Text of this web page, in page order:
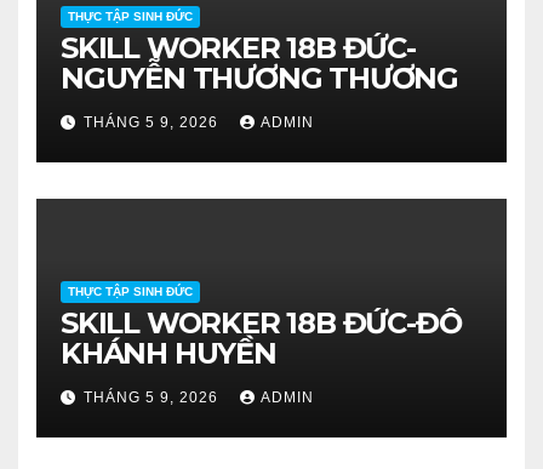
THỰC TẬP SINH ĐỨC
SKILL WORKER 18B ĐỨC-
NGUYỄN THƯƠNG THƯƠNG
THÁNG 5 9, 2026 ADMIN
THỰC TẬP SINH ĐỨC
SKILL WORKER 18B ĐỨC-ĐỖ
KHÁNH HUYỀN
THÁNG 5 9, 2026 ADMIN